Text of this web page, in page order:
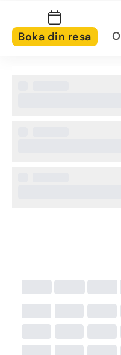
Boka din resa